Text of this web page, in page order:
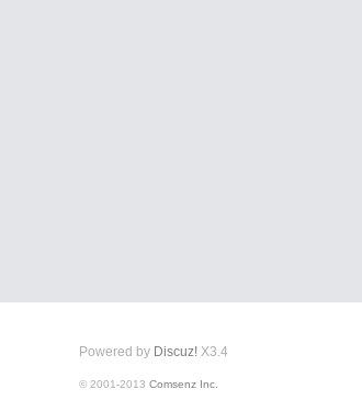
Powered by Discuz! X3.4
© 2001-2013 Comsenz Inc.